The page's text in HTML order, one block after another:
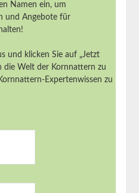
Namen ein, um
und Angebote für
und klicken Sie auf „Jetzt
die Welt der Kornnattern zu
Expertenwissen zu